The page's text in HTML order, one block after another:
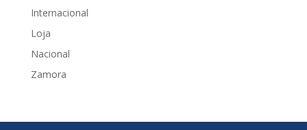
Internacional
Loja
Nacional
Zamora